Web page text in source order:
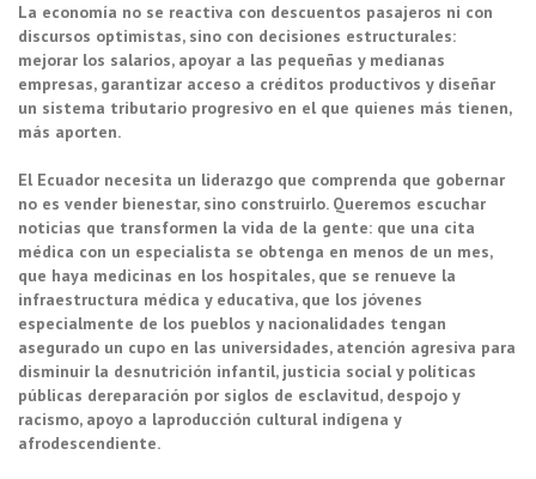
La economía no se reactiva con descuentos pasajeros ni con
discursos optimistas, sino con decisiones estructurales:
mejorar los salarios, apoyar a las pequeñas y medianas
empresas, garantizar acceso a créditos productivos y diseñar
un sistema tributario progresivo en el que quienes más tienen,
más aporten.
El Ecuador necesita un liderazgo que comprenda que gobernar
no es vender bienestar, sino construirlo. Queremos escuchar
noticias que transformen la vida de la gente: que una cita
médica con un especialista se obtenga en menos de un mes,
que haya medicinas en los hospitales, que se renueve la
infraestructura médica y educativa, que los jóvenes
especialmente de los pueblos y nacionalidades tengan
asegurado un cupo en las universidades, atención agresiva para
disminuir la desnutrición infantil, justicia social y políticas
públicas dereparación por siglos de esclavitud, despojo y
racismo, apoyo a laproducción cultural indígena y
afrodescendiente.